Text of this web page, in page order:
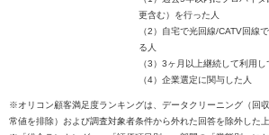
更含む）を行った人
（2）自宅で光回線/CATV回線
る人
（3）3ヶ月以上継続して利用し
（4）企業選定に関与した人
※オリコン顧客満足度ランキングは、データクリーニング（回
常値を排除）および調査対象者条件から外れた回答を除外した